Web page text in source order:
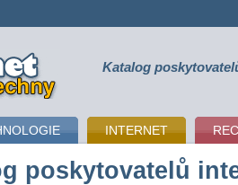
Katalog
INTERNET
poskytovatelů